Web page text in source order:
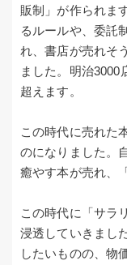
販制」が作られま
るルールや、委託
れ、書店が売れそ
ました。明治3000
超えます。
この時代に売れた
のになりました。
癒やす本が売れ、
この時代に「サラ
浸透していきまし
したいものの、物